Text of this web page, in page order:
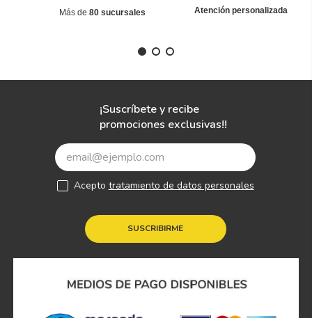
Más de 80 sucursales Atención personalizada
¡Suscríbete y recibe
promociones exclusivas!!
SUSCRIBIRME
Acepto tratamiento de datos personales